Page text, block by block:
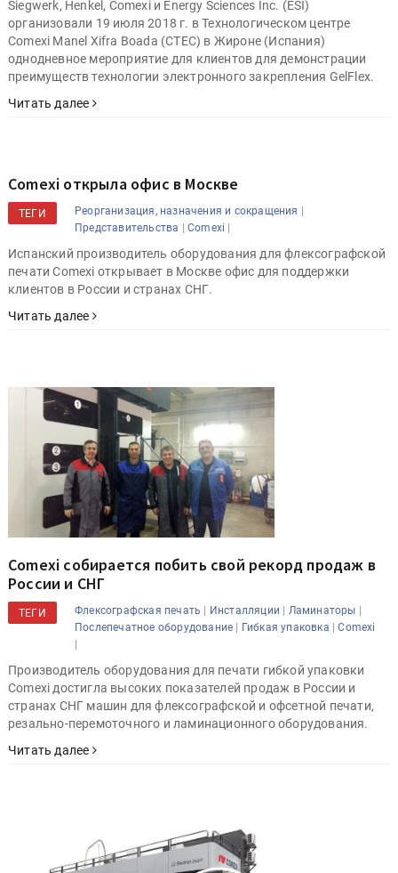
Siegwerk, Henkel, Comexi и Energy Sciences Inc. (ESI)
организовали 19 июля 2018 г. в Технологическом центре
Comexi Manel Xifra Boada (CTEC) в Жироне (Испания)
однодневное мероприятие для клиентов для демонстрации
преимуществ технологии электронного закрепления GelFlex.
Читать далее
Comexi открыла офис в Москве
ТЕГИ Реорганизация, назначения и сокращения |
Представительства |Comexi |
Испанский производитель оборудования для флексографской
печати Comexi открывает в Москве офис для поддержки
клиентов в России и странах СНГ.
Читать далее
Comexi собирается побить свой рекорд продаж в
России и СНГ
ТЕГИ Флексографская печать | Инсталляции | Ламинаторы |
Послепечатное оборудование | Гибкая упаковка |Comexi
|
Производитель оборудования для печати гибкой упаковки
Comexi достигла высоких показателей продаж в России и
странах СНГ машин для флексографской и офсетной печати,
резально-перемоточного и ламинационного оборудования.
Читать далее